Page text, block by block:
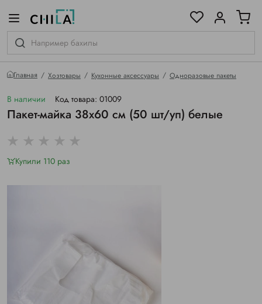
Главная Хозтовары Кухонные аксессуары Одноразовые пакеты
В наличии Код товара: 01009
Пакет-майка 38х60 см (50 шт/уп) белые
Купили 110 раз
гамме